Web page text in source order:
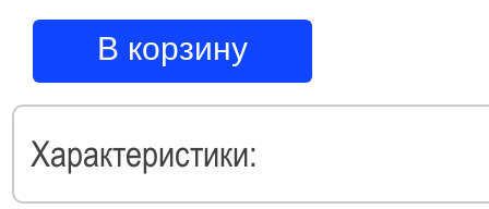
В корзину
Характеристики: